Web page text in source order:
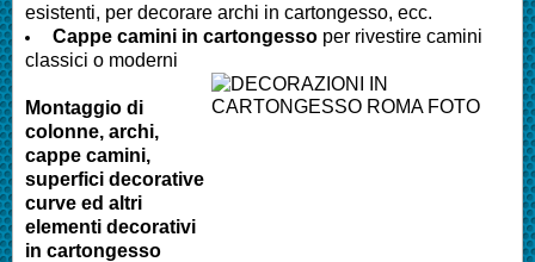
esistenti, per decorare archi in cartongesso, ecc.
Cappe camini in cartongesso per rivestire camini
classici o moderni
Montaggio di
colonne, archi,
cappe camini,
superfici decorative
curve ed altri
elementi decorativi
in cartongesso